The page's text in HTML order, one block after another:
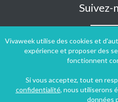
Vivaweek utilise des cookies et
expérience et proposer des
fonctionnent
Si vous acceptez, tout en
confidentialité, nous utiliserons
données
Suivez-